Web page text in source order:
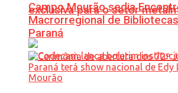
exclusiva para o setor
Campo Mourão sedia
Macrorregional de
Paraná